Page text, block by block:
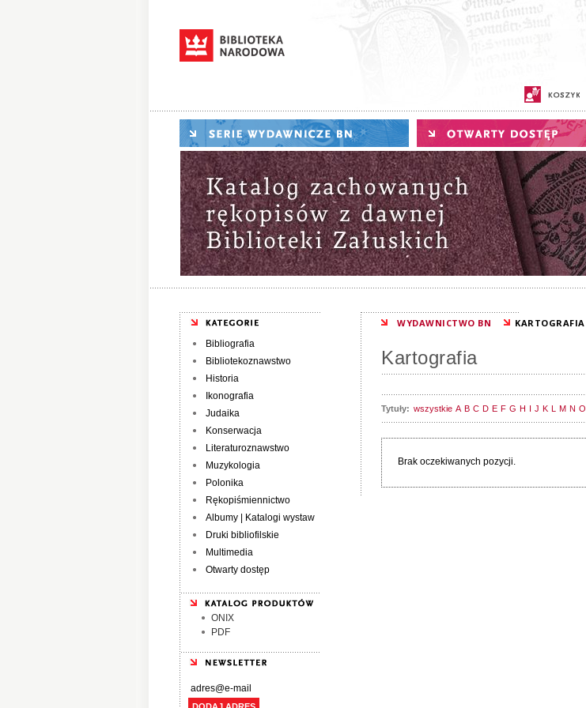
Bibliografia
Bibliotekoznawstwo
Historia
Ikonografia
Judaika
Konserwacja
Literaturoznawstwo
Muzykologia
Polonika
Rękopiśmiennictwo
Albumy | Katalogi wystaw
Druki bibliofilskie
Multimedia
Otwarty dostęp
ONIX
PDF
WYDAWNICTWO BN KARTOGRAFIA
Kartografia
Tytuły: wszystkie A B C D E F G H I J K L M N O
Brak oczekiwanych pozycji.